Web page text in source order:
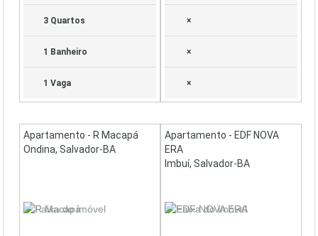
3 Quartos
1 Banheiro
1 Vaga
×
×
×
Apartamento - R Macapá
Ondina, Salvador-BA
Apartamento - EDF NOVA
ERA
Imbuí, Salvador-BA